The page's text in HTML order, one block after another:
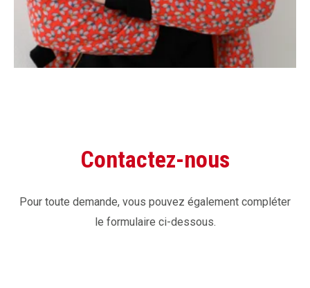
Contactez-nous
Pour toute demande, vous pouvez également compléter
le formulaire ci-dessous.